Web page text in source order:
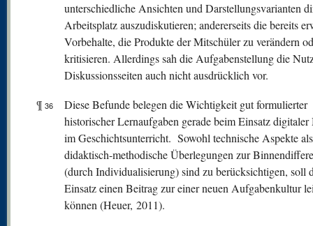
unterschiedliche Ansichten und Darstellungsvarianten
Arbeitsplatz auszudiskutieren; andererseits die bereits
Vorbehalte, die Produkte der Mitschüler zu verändern
kritisieren. Allerdings sah die Aufgabenstellung die
Diskussionsseiten auch nicht ausdrücklich vor.
¶ 36
Diese Befunde belegen die Wichtigkeit gut formulierter
historischer Lernaufgaben gerade beim Einsatz digitaler
im Geschichtsunterricht. Sowohl technische Aspekte
didaktisch-methodische Überlegungen zur
(durch Individualisierung) sind zu berücksichtigen, soll
Einsatz einen Beitrag zur einer neuen Aufgabenkultur
können (Heuer, 2011).